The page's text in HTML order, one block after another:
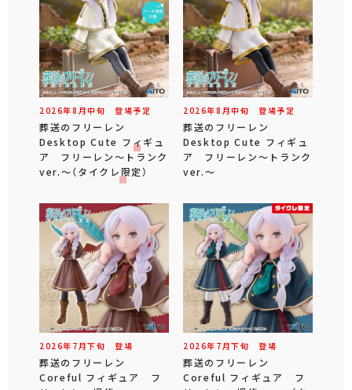
2026年8 月中旬 登場予定
葬送のフリーレン
Desktop Cute フィギュ
ア フリーレン～トランク
ver.～（タイクレ限定）
2026年8 月中旬 登場予定
葬送のフリーレン
Desktop Cute フィギュ
ア フリーレン～トランク
ver.～
2026年 7 月下旬 登場
葬送のフリーレン
Coreful フィギュア フ
2026年 7 月下旬 登場
葬送のフリーレン
Coreful フィギュア フ